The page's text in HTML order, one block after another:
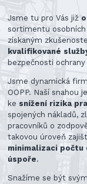
Jsme tu pro Vás již
sortimentu osobních
získaným
kvalifikované
bezpečnosti
Jsme dynamická
OOPP. Naší snahou
ke snížení rizika
spojených nákladů,
pracovníků o
takovou úroveň
minimalizaci počtu
úspoře.
Snažíme se být